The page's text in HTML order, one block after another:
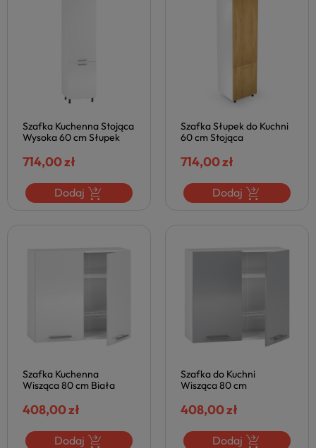
Szafka Kuchenna Stojąca
Wysoka 60 cm Słupek
Połysk Nowoczesny
Halmar
714,00 zł
Dodaj
Szafka Słupek do Kuchni
60 cm Stojąca
Wysoka VENTO Dąb
Miodowy Halmar
714,00 zł
Dodaj
Szafka Kuchenna
Wisząca 80 cm Biała
Ociekaczem do Kuchni
VENTO Biały Połysk
Halmar
408,00 zł
Dodaj
Szafka do Kuchni
Wisząca 80 cm
Ociekaczem VENTO
Szara Popielata Połysk
Halmar
408,00 zł
Dodaj